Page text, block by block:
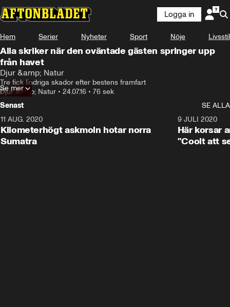
Logga in
Hem Serier Nyheter Sport Nöje Livsstil
Alla skriker när den oväntade gästen springer upp
från havet
Djur &amp; Natur
Tre fick lindriga skador efter bestens framfart
Djur &amp; Natur • 24.07.16 • 76 sek
Se mer
Senast
SE ALLA
11 AUG. 2020
Kilometerhögt askmoln hotar norra
Sumatra
9 JULI 2020
Här korsar
"Coolt att